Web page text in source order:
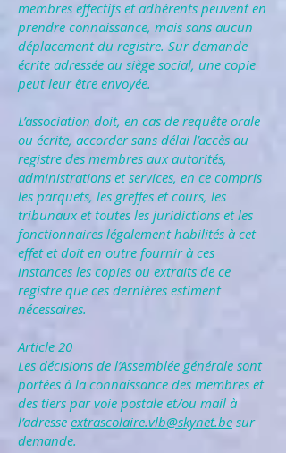
membres effectifs et adhérents peuvent en
prendre connaissance, mais sans aucun
déplacement du registre. Sur demande
écrite adressée au siège social, une copie
peut leur être envoyée.
L’association doit, en cas de requête orale
ou écrite, accorder sans délai l’accès au
registre des membres aux autorités,
administrations et services, en ce compris
les parquets, les greffes et cours, les
tribunaux et toutes les juridictions et les
fonctionnaires légalement habilités à cet
effet et doit en outre fournir à ces
instances les copies ou extraits de ce
registre que ces dernières estiment
nécessaires.
Article 20
Les décisions de l’Assemblée générale sont
portées à la connaissance des membres et
des tiers par voie postale et/ou mail à
l’adresse extrascolaire.vlb@skynet.be sur
demande.